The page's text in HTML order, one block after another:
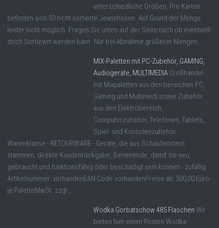
unterschiedliche Größen. Pro Karton
befinden sich 50 nicht sortierte Jeanshosen. Auf Grund der Menge
leider nicht möglich. Fragen Sie unten auf der Seite nach ob eventuell
doch Sortiewrt werden kann. Nur bei Abnahme größerer Mengen ...
MIX-Paletten mit PC-Zubehör, GAMING,
Audiogeräte, MULTIMEDIA Großhandel
mit Mixpaletten aus den bereichen PC,
Gaming und Multimedi sowie Zubehör
aus den Elektrobereich.
Computerzubehör, Telefonen, Tablets,
Spiel- und Konsolenzubehör.
Warenklasse - RETOURWARE - Geräte, die aus Schaufenstern
stammen, direkte Kundenrückgabe, Serienende, damit sie neu,
gebraucht und funktionsfähig oder beschädigt sein können - zufällig
Artikelnummer: vorhandenEAN Code vorhandenPreise ab: 500,00 Euro
je PaletteMwSt. zzgl ...
Wodka Gorbatschow 485 Flaschen Wir
bieten hier einen Posten Wodka